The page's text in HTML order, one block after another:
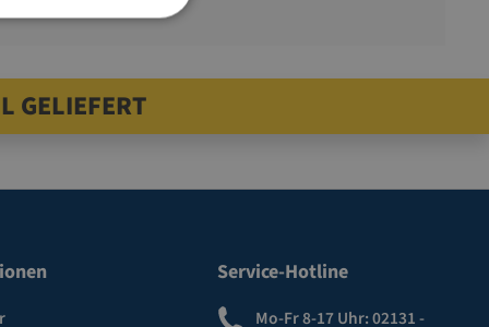
GELIEFERT
Service-Hotline
Mo-Fr 8-17 Uhr:02131 -